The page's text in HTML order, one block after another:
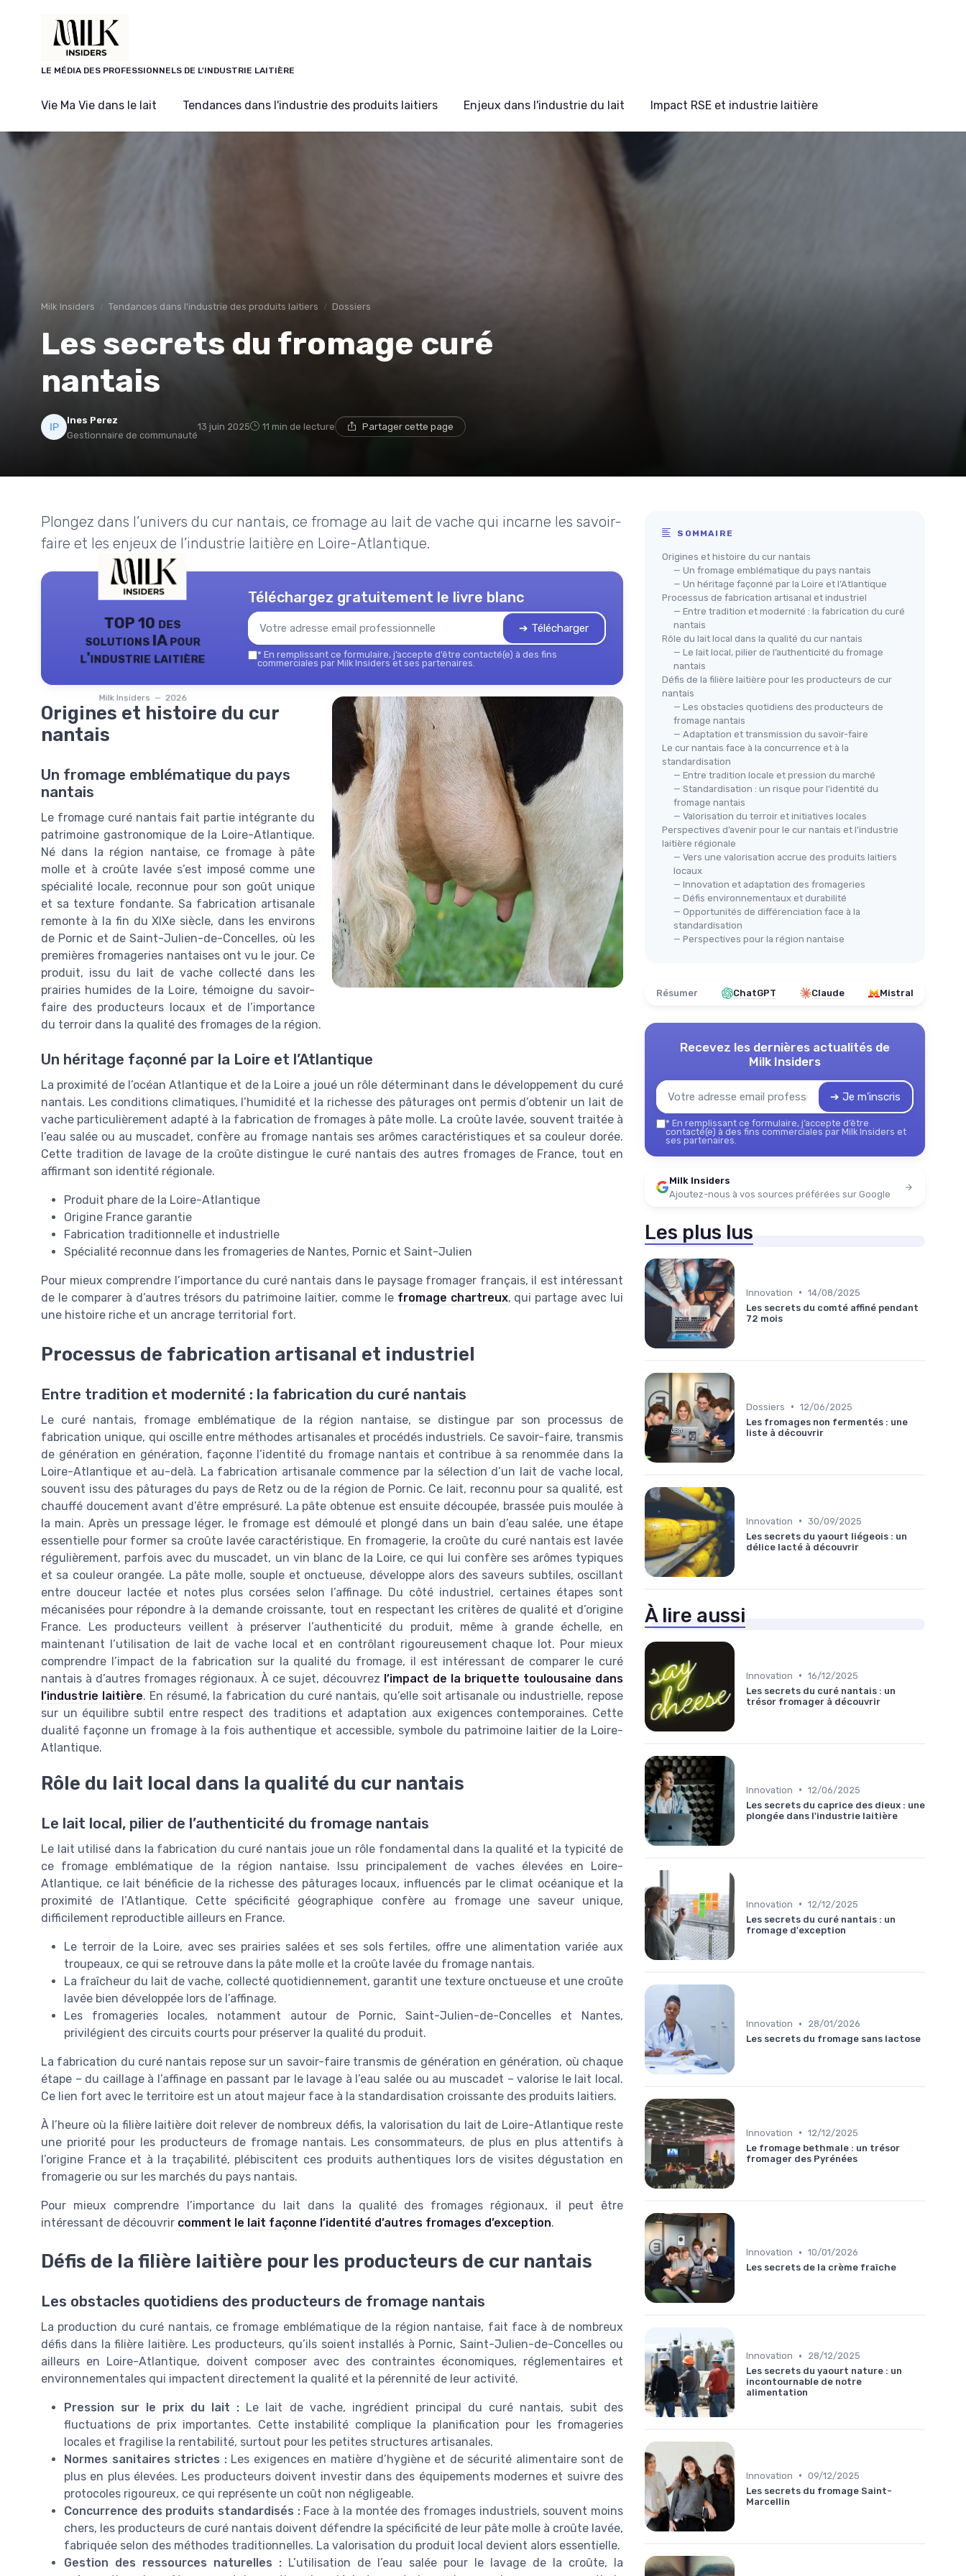
LE MÉDIA DES PROFESSIONNELS DE L'INDUSTRIE LAITIÈRE
Vie Ma Vie dans le lait Tendances dans l'industrie des produits laitiers Enjeux dans l'industrie du lait Impact RSE et industrie laitière
Milk Insiders Tendances dans l'industrie des produits laitiers Dossiers
Les secrets du fromage curé
nantais
Ines Perez
Gestionnaire de communauté
13 juin 2025 11 min de lecture Partager cette page
Plongez dans l’univers du cur nantais, ce fromage au lait de vache qui incarne les savoir-
faire et les enjeux de l’industrie laitière en Loire-Atlantique.
TOP 10 des
solutions IA pour
l'industrie laitière
Milk Insiders — 2026
Téléchargez gratuitement le livre blanc
➔ Télécharger
* En remplissant ce formulaire, j’accepte d’être contacté(e) à des fins
commerciales par Milk Insiders et ses partenaires.
Origines et histoire du cur
nantais
Un fromage emblématique du pays
nantais
Le fromage curé nantais fait partie intégrante du
patrimoine gastronomique de la Loire-Atlantique.
Né dans la région nantaise, ce fromage à pâte
molle et à croûte lavée s’est imposé comme une
spécialité locale, reconnue pour son goût unique
et sa texture fondante. Sa fabrication artisanale
remonte à la fin du XIXe siècle, dans les environs
de Pornic et de Saint-Julien-de-Concelles, où les
premières fromageries nantaises ont vu le jour. Ce
produit, issu du lait de vache collecté dans les
prairies humides de la Loire, témoigne du savoir-
faire des producteurs locaux et de l’importance
du terroir dans la qualité des fromages de la région.
Un héritage façonné par la Loire et l’Atlantique
La proximité de l’océan Atlantique et de la Loire a joué un rôle déterminant dans le développement du curé
nantais. Les conditions climatiques, l’humidité et la richesse des pâturages ont permis d’obtenir un lait de
vache particulièrement adapté à la fabrication de fromages à pâte molle. La croûte lavée, souvent traitée à
l’eau salée ou au muscadet, confère au fromage nantais ses arômes caractéristiques et sa couleur dorée.
Cette tradition de lavage de la croûte distingue le curé nantais des autres fromages de France, tout en
affirmant son identité régionale.
Produit phare de la Loire-Atlantique
Origine France garantie
Fabrication traditionnelle et industrielle
Spécialité reconnue dans les fromageries de Nantes, Pornic et Saint-Julien
Pour mieux comprendre l’importance du curé nantais dans le paysage fromager français, il est intéressant
de le comparer à d’autres trésors du patrimoine laitier, comme le fromage chartreux, qui partage avec lui
une histoire riche et un ancrage territorial fort.
Processus de fabrication artisanal et industriel
Entre tradition et modernité : la fabrication du curé nantais
Le curé nantais, fromage emblématique de la région nantaise, se distingue par son processus de
fabrication unique, qui oscille entre méthodes artisanales et procédés industriels. Ce savoir-faire, transmis
de génération en génération, façonne l’identité du fromage nantais et contribue à sa renommée dans la
Loire-Atlantique et au-delà. La fabrication artisanale commence par la sélection d’un lait de vache local,
souvent issu des pâturages du pays de Retz ou de la région de Pornic. Ce lait, reconnu pour sa qualité, est
chauffé doucement avant d’être emprésuré. La pâte obtenue est ensuite découpée, brassée puis moulée à
la main. Après un pressage léger, le fromage est démoulé et plongé dans un bain d’eau salée, une étape
essentielle pour former sa croûte lavée caractéristique. En fromagerie, la croûte du curé nantais est lavée
régulièrement, parfois avec du muscadet, un vin blanc de la Loire, ce qui lui confère ses arômes typiques
et sa couleur orangée. La pâte molle, souple et onctueuse, développe alors des saveurs subtiles, oscillant
entre douceur lactée et notes plus corsées selon l’affinage. Du côté industriel, certaines étapes sont
mécanisées pour répondre à la demande croissante, tout en respectant les critères de qualité et d’origine
France. Les producteurs veillent à préserver l’authenticité du produit, même à grande échelle, en
maintenant l’utilisation de lait de vache local et en contrôlant rigoureusement chaque lot. Pour mieux
comprendre l’impact de la fabrication sur la qualité du fromage, il est intéressant de comparer le curé
nantais à d’autres fromages régionaux. À ce sujet, découvrez l’impact de la briquette toulousaine dans
l’industrie laitière. En résumé, la fabrication du curé nantais, qu’elle soit artisanale ou industrielle, repose
sur un équilibre subtil entre respect des traditions et adaptation aux exigences contemporaines. Cette
dualité façonne un fromage à la fois authentique et accessible, symbole du patrimoine laitier de la Loire-
Atlantique.
Rôle du lait local dans la qualité du cur nantais
Le lait local, pilier de l’authenticité du fromage nantais
Le lait utilisé dans la fabrication du curé nantais joue un rôle fondamental dans la qualité et la typicité de
ce fromage emblématique de la région nantaise. Issu principalement de vaches élevées en Loire-
Atlantique, ce lait bénéficie de la richesse des pâturages locaux, influencés par le climat océanique et la
proximité de l’Atlantique. Cette spécificité géographique confère au fromage une saveur unique,
difficilement reproductible ailleurs en France.
Le terroir de la Loire, avec ses prairies salées et ses sols fertiles, offre une alimentation variée aux
troupeaux, ce qui se retrouve dans la pâte molle et la croûte lavée du fromage nantais.
La fraîcheur du lait de vache, collecté quotidiennement, garantit une texture onctueuse et une croûte
lavée bien développée lors de l’affinage.
Les fromageries locales, notamment autour de Pornic, Saint-Julien-de-Concelles et Nantes,
privilégient des circuits courts pour préserver la qualité du produit.
La fabrication du curé nantais repose sur un savoir-faire transmis de génération en génération, où chaque
étape – du caillage à l’affinage en passant par le lavage à l’eau salée ou au muscadet – valorise le lait local.
Ce lien fort avec le territoire est un atout majeur face à la standardisation croissante des produits laitiers.
À l’heure où la filière laitière doit relever de nombreux défis, la valorisation du lait de Loire-Atlantique reste
une priorité pour les producteurs de fromage nantais. Les consommateurs, de plus en plus attentifs à
l’origine France et à la traçabilité, plébiscitent ces produits authentiques lors de visites dégustation en
fromagerie ou sur les marchés du pays nantais.
Pour mieux comprendre l’importance du lait dans la qualité des fromages régionaux, il peut être
intéressant de découvrir comment le lait façonne l’identité d’autres fromages d’exception.
Défis de la filière laitière pour les producteurs de cur nantais
Les obstacles quotidiens des producteurs de fromage nantais
La production du curé nantais, ce fromage emblématique de la région nantaise, fait face à de nombreux
défis dans la filière laitière. Les producteurs, qu’ils soient installés à Pornic, Saint-Julien-de-Concelles ou
ailleurs en Loire-Atlantique, doivent composer avec des contraintes économiques, réglementaires et
environnementales qui impactent directement la qualité et la pérennité de leur activité.
Pression sur le prix du lait : Le lait de vache, ingrédient principal du curé nantais, subit des
fluctuations de prix importantes. Cette instabilité complique la planification pour les fromageries
locales et fragilise la rentabilité, surtout pour les petites structures artisanales.
Normes sanitaires strictes :Les exigences en matière d’hygiène et de sécurité alimentaire sont de
plus en plus élevées. Les producteurs doivent investir dans des équipements modernes et suivre des
protocoles rigoureux, ce qui représente un coût non négligeable.
Concurrence des produits standardisés :Face à la montée des fromages industriels, souvent moins
chers, les producteurs de curé nantais doivent défendre la spécificité de leur pâte molle à croûte lavée,
fabriquée selon des méthodes traditionnelles. La valorisation du produit local devient alors essentielle.
Gestion des ressources naturelles : L’utilisation de l’eau salée pour le lavage de la croûte, la
SOMMAIRE
Origines et histoire du cur nantais
— Un fromage emblématique du pays nantais
— Un héritage façonné par la Loire et l’Atlantique
Processus de fabrication artisanal et industriel
— Entre tradition et modernité : la fabrication du curé
nantais
Rôle du lait local dans la qualité du cur nantais
— Le lait local, pilier de l’authenticité du fromage
nantais
Défis de la filière laitière pour les producteurs de cur
nantais
— Les obstacles quotidiens des producteurs de
fromage nantais
— Adaptation et transmission du savoir-faire
Le cur nantais face à la concurrence et à la
standardisation
— Entre tradition locale et pression du marché
— Standardisation : un risque pour l’identité du
fromage nantais
— Valorisation du terroir et initiatives locales
Perspectives d’avenir pour le cur nantais et l’industrie
laitière régionale
— Vers une valorisation accrue des produits laitiers
locaux
— Innovation et adaptation des fromageries
— Défis environnementaux et durabilité
— Opportunités de différenciation face à la
standardisation
— Perspectives pour la région nantaise
Résumer ChatGPT Claude Mistral
Recevez les dernières actualités de
Milk Insiders
➔ Je m'inscris
* En remplissant ce formulaire, j’accepte d’être
contacté(e) à des fins commerciales par Milk Insiders et
ses partenaires.
Milk Insiders
Ajoutez-nous à vos sources préférées sur Google
Les plus lus
Innovation • 14/08/2025
Les secrets du comté affiné pendant
72 mois
Dossiers • 12/06/2025
Les fromages non fermentés : une
liste à découvrir
Innovation • 30/09/2025
Les secrets du yaourt liégeois : un
délice lacté à découvrir
À lire aussi
Innovation • 16/12/2025
Les secrets du curé nantais : un
trésor fromager à découvrir
Innovation • 12/06/2025
Les secrets du caprice des dieux : une
plongée dans l'industrie laitière
Innovation • 12/12/2025
Les secrets du curé nantais : un
fromage d'exception
Innovation •
28/01/2026
Les secrets du fromage sans lactose
Innovation • 12/12/2025
Le fromage bethmale : un trésor
fromager des Pyrénées
Innovation • 10/01/2026
Les secrets de la crème fraîche
Innovation •
28/12/2025
Les secrets du yaourt nature : un
incontournable de notre
alimentation
Innovation • 09/12/2025
Les secrets du fromage Saint-
Marcellin